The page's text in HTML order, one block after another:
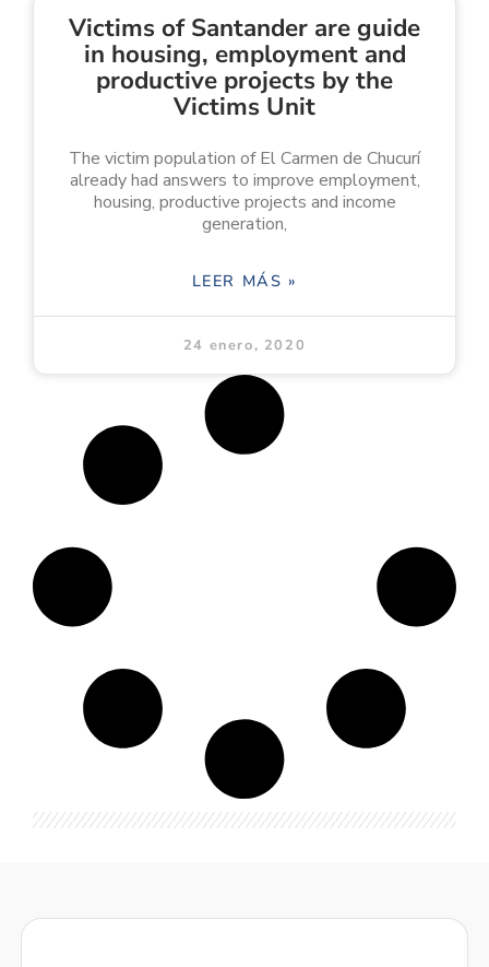
Victims of Santander are guide
in housing, employment and
productive projects by the
Victims Unit
The victim population of El Carmen de Chucurí
already had answers to improve employment,
housing, productive projects and income
generation,
LEER MÁS »
24 enero, 2020